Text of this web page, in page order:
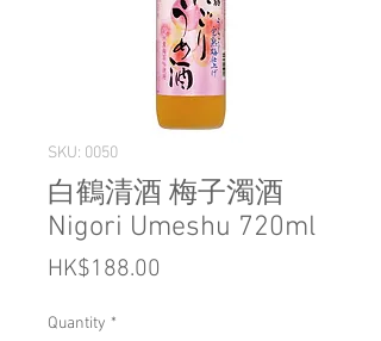
SKU: 0050
白鶴清酒 梅子濁酒
Nigori Umeshu 720ml
HK$188.00
Quantity *